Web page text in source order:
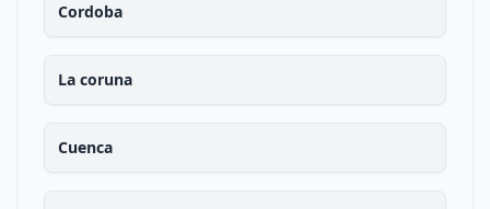
Cordoba
La coruna
Cuenca